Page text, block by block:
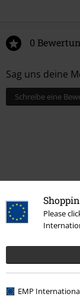
Please
EMP
0
Sag uns deine
Schreibe eine
Mehr
Sale % Medien